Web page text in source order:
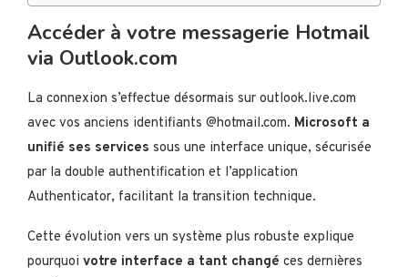
Accéder à votre messagerie Hotmail
via Outlook.com
La connexion s’effectue désormais sur outlook.live.com
avec vos anciens identifiants @hotmail.com. Microsoft a
unifié ses services sous une interface unique, sécurisée
par la double authentification et l’application
Authenticator, facilitant la transition technique.
Cette évolution vers un système plus robuste explique
pourquoi votre interface a tant changé ces dernières